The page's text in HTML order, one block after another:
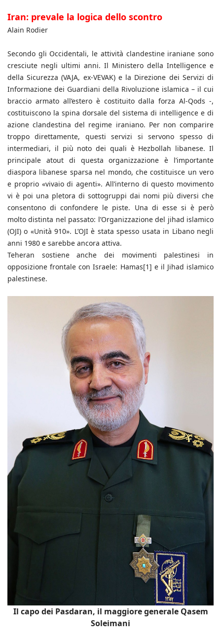
Iran: prevale la logica dello scontro
Alain Rodier
Secondo gli Occidentali, le attività clandestine iraniane sono
cresciute negli ultimi anni. Il Ministero della Intelligence e
della Sicurezza (VAJA, ex-VEVAK) e la Direzione dei Servizi di
Informazione dei Guardiani della Rivoluzione islamica – il cui
braccio armato all’estero è costituito dalla forza Al-Qods -,
costituiscono la spina dorsale del sistema di intelligence e di
azione clandestina del regime iraniano. Per non comparire
troppo direttamente, questi servizi si servono spesso di
intermediari, il più noto dei quali è Hezbollah libanese. Il
principale atout di questa organizzazione è l’importante
diaspora libanese sparsa nel mondo, che costituisce un vero
e proprio «vivaio di agenti». All’interno di questo movimento
vi è poi una pletora di sottogruppi dai nomi più diversi che
consentono di confondere le piste. Una di esse si è però
molto distinta nel passato: l’Organizzazione del jihad islamico
(OJI) o «Unità 910». L’OJI è stata spesso usata in Libano negli
anni 1980 e sarebbe ancora attiva.
Teheran sostiene anche dei movimenti palestinesi in
opposizione frontale con Israele: Hamas[1] e il Jihad islamico
palestinese.
Il capo dei Pasdaran, il maggiore generale Qasem
Soleimani